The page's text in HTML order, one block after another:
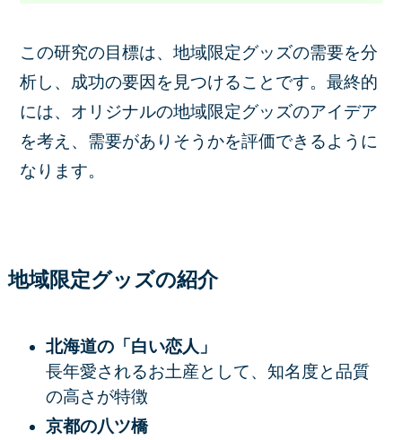
この研究の目標は、地域限定グッズの需要を分
析し、成功の要因を見つけることです。最終的
には、オリジナルの地域限定グッズのアイデア
を考え、需要がありそうかを評価できるように
なります。
地域限定グッズの紹介
北海道の「白い恋人」
長年愛されるお土産として、知名度と品質
の高さが特徴
京都の八ツ橋